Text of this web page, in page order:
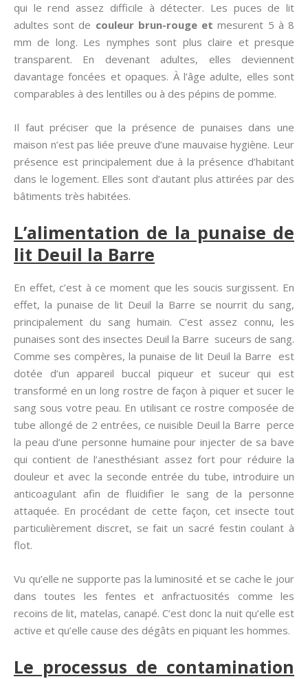
qui le rend assez difficile à détecter. Les puces de lit
adultes sont de couleur brun-rouge etmesurent 5 à 8
mm de long. Les nymphes sont plus claire et presque
transparent. En devenant adultes, elles deviennent
davantage foncées et opaques. À l’âge adulte, elles sont
comparables à des lentilles ou à des pépins de pomme.
Il faut préciser que la présence de punaises dans une
maison n’est pas liée preuve d’une mauvaise hygiène. Leur
présence est principalement due à la présence d’habitant
dans le logement. Elles sont d’autant plus attirées par des
bâtiments très habitées.
L’alimentation de la punaise de
lit Deuil la Barre
En effet, c’est à ce moment que les soucis surgissent. En
effet, la punaise de lit Deuil la Barre se nourrit du sang,
principalement du sang humain. C’est assez connu, les
punaises sont des insectes Deuil la Barre suceurs de sang.
Comme ses compères, la punaise de lit Deuil la Barre est
dotée d’un appareil buccal piqueur et suceur qui est
transformé en un long rostre de façon à piquer et sucer le
sang sous votre peau. En utilisant ce rostre composée de
tube allongé de 2 entrées, ce nuisible Deuil la Barre perce
la peau d’une personne humaine pour injecter de sa bave
qui contient de l’anesthésiant assez fort pour réduire la
douleur et avec la seconde entrée du tube, introduire un
anticoagulant afin de fluidifier le sang de la personne
attaquée. En procédant de cette façon, cet insecte tout
particulièrement discret, se fait un sacré festin coulant à
flot.
Vu qu’elle ne supporte pas la luminosité et se cache le jour
dans toutes les fentes et anfractuosités comme les
recoins de lit, matelas, canapé. C’est donc la nuit qu’elle est
active et qu’elle cause des dégâts en piquant les hommes.
Le processus de contamination